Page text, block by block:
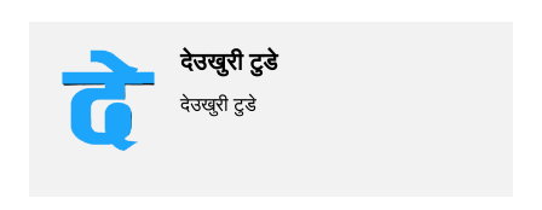
देउखुरी टुडे
देउखुरी टुडे